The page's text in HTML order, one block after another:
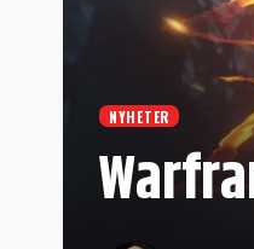
NYHETER